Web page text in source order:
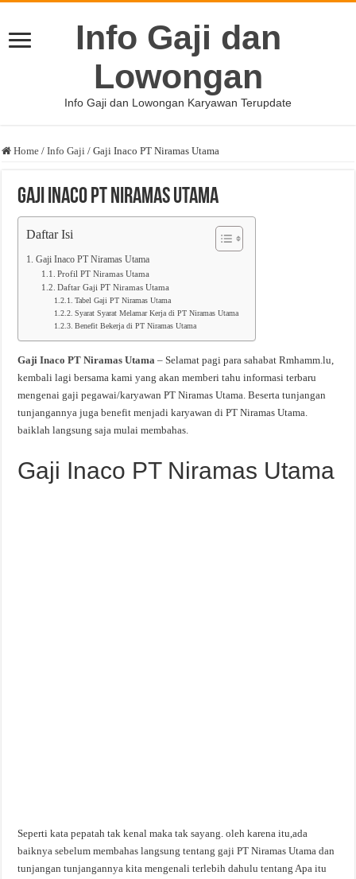
Info Gaji dan
Lowongan
Info Gaji dan Lowongan Karyawan Terupdate
Home / Info Gaji / Gaji Inaco PT Niramas Utama
Gaji Inaco PT Niramas Utama
Daftar Isi
Gaji Inaco PT Niramas Utama
Profil PT Niramas Utama
Daftar Gaji PT Niramas Utama
Tabel Gaji PT Niramas Utama
Syarat Syarat Melamar Kerja di PT Niramas Utama
Benefit Bekerja di PT Niramas Utama
Gaji Inaco PT Niramas Utama – Selamat pagi para sahabat Rmhamm.lu,
kembali lagi bersama kami yang akan memberi tahu informasi terbaru
mengenai gaji pegawai/karyawan PT Niramas Utama. Beserta tunjangan
tunjangannya juga benefit menjadi karyawan di PT Niramas Utama.
baiklah langsung saja mulai membahas.
Gaji Inaco PT Niramas Utama
Seperti kata pepatah tak kenal maka tak sayang. oleh karena itu,ada
baiknya sebelum membahas langsung tentang gaji PT Niramas Utama dan
tunjangan tunjangannya kita mengenali terlebih dahulu tentang Apa itu